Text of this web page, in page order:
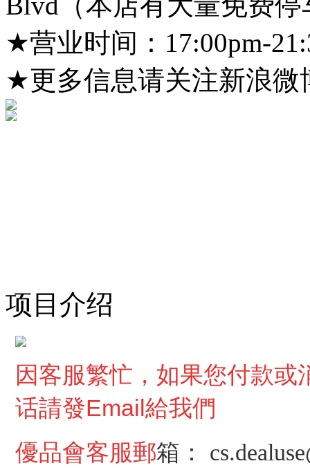
★营业时间：17:00pm-
★更多信息请关注新浪微
项目介绍
因客服繁忙， 如果您付款或
话請發Email給我們
優品會客服郵箱：